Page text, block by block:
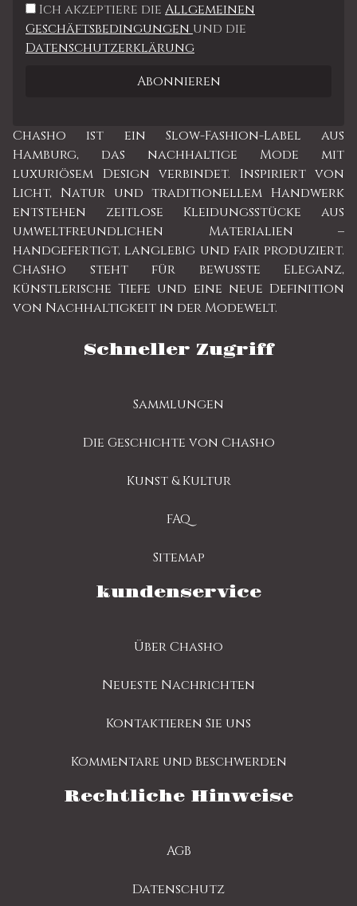
Ich akzeptiere die Allgemeinen
Geschäftsbedingungen und die
Datenschutzerklärung
Chasho ist ein Slow-Fashion-Label aus
Hamburg, das nachhaltige Mode mit
luxuriösem Design verbindet. Inspiriert von
Licht, Natur und traditionellem Handwerk
entstehen zeitlose Kleidungsstücke aus
umweltfreundlichen Materialien –
handgefertigt, langlebig und fair produziert.
Chasho steht für bewusste Eleganz,
künstlerische Tiefe und eine neue Definition
von Nachhaltigkeit in der Modewelt.
Schneller Zugriff
Sammlungen
Die Geschichte von Chasho
Kunst & Kultur
FAQ
Sitemap
kundenservice
Über Chasho
Neueste Nachrichten
Kontaktieren Sie uns
Kommentare und Beschwerden
Rechtliche Hinweise
AGB
Datenschutz